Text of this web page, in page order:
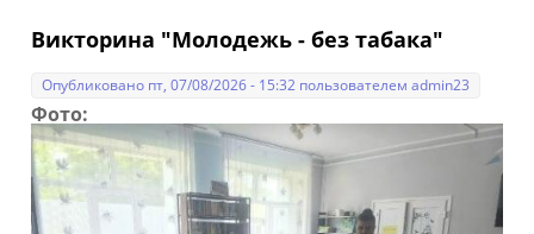
Викторина "Молодежь - без табака"
Опубликовано пт, 07/08/2026 - 15:32 пользователемadmin23
Фото: